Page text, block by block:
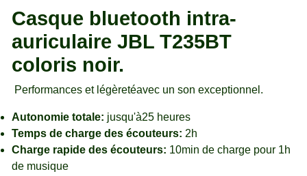
Casque bluetooth intra-
auriculaire JBL T235BT
coloris noir.
Performances et légèretéavec un son exceptionnel.
Autonomie totale: jusqu'à25 heures
Temps de charge des écouteurs: 2h
Charge rapide des écouteurs: 10min de charge pour 1h
de musique